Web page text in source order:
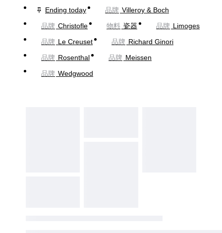
Ending today
品牌 Villeroy & Boch
品牌 Christofle 物料 瓷器 品牌 Limoges
品牌 Le Creuset 品牌 Richard Ginori
品牌 Rosenthal 品牌 Meissen
品牌 Wedgwood